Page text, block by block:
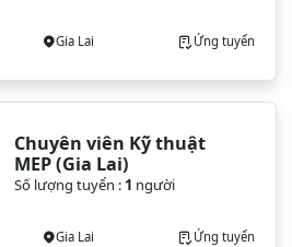
Gia Lai Ứng tuyển
Chuyên viên Kỹ thuật
MEP (Gia Lai)
Số lượng tuyển : 1 người
Gia Lai Ứng tuyển